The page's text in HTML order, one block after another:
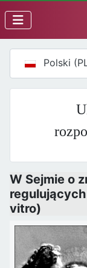
Wybierz swój
Polski
W Sejmie o
vitro)